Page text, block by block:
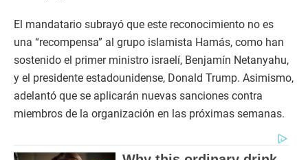
El mandatario subrayó que este reconocimiento no es
una “recompensa” al grupo islamista Hamás, como han
sostenido el primer ministro israelí, Benjamín Netanyahu,
y el presidente estadounidense, Donald Trump. Asimismo,
adelantó que se aplicarán nuevas sanciones contra
miembros de la organización en las próximas semanas.